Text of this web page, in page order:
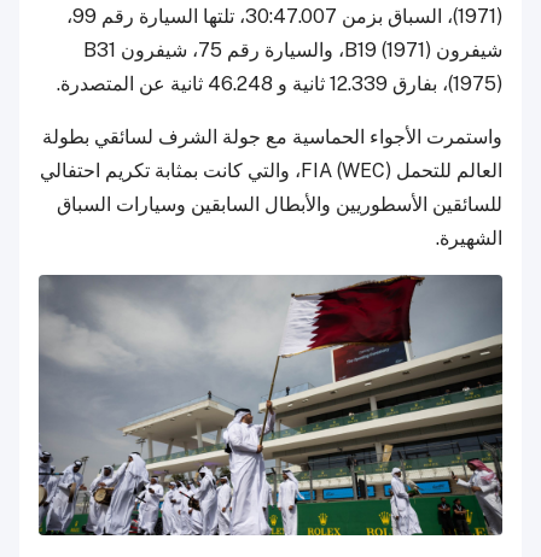
(1971)، السباق بزمن 30:47.007، تلتها السيارة رقم 99،
شيفرون B19 (1971)، والسيارة رقم 75، شيفرون B31
(1975)، بفارق 12.339 ثانية و 46.248 ثانية عن المتصدرة.
واستمرت الأجواء الحماسية مع جولة الشرف لسائقي بطولة
العالم للتحمل FIA (WEC)، والتي كانت بمثابة تكريم احتفالي
للسائقين الأسطوريين والأبطال السابقين وسيارات السباق
الشهيرة.